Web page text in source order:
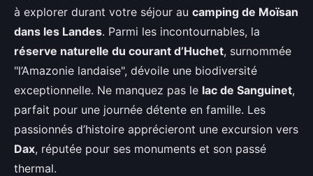
à explorer durant votre séjour au camping de Moïsan
dans les Landes. Parmi les incontournables, la
réserve naturelle du courant d’Huchet, surnommée
"l’Amazonie landaise", dévoile une biodiversité
exceptionnelle. Ne manquez pas le lac de Sanguinet,
parfait pour une journée détente en famille. Les
passionnés d’histoire apprécieront une excursion vers
Dax, réputée pour ses monuments et son passé
thermal.